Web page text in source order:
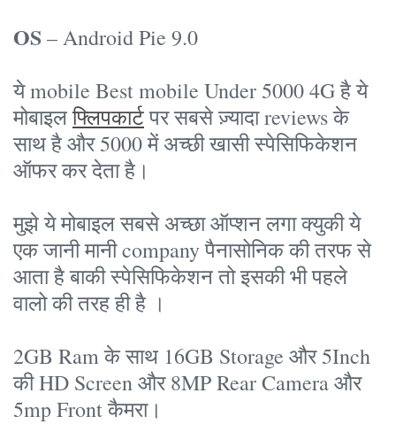
OS– Android Pie 9.0
ये mobile Best mobile Under 5000 4G है ये
मोबाइलफ्लिपकार्टपर सबसे ज़्यादा reviews के
साथ है और 5000 में अच्छी खासी स्पेसिफिकेशन
ऑफर कर देता है।
मुझे ये मोबाइल सबसे अच्छा ऑप्शन लगा क्युकी ये
एक जानी मानी company पैनासोनिक की तरफ से
आता है बाकी स्पेसिफिकेशन तो इसकी भी पहले
वालो की तरह ही है ।
2GB Ram के साथ 16GB Storage और 5Inch
की HD Screen और 8MP Rear Camera और
5mp Front कैमरा।